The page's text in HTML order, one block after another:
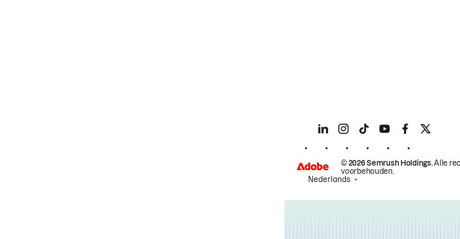
© 2026 Semrush Holdings.Alle
voorbehouden.
Nederlands